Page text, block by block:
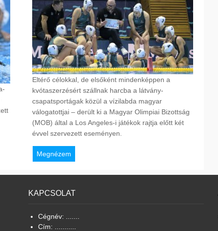
Eltérő célokkal, de elsőként mindenképpen a
kvótaszerzésért szállnak harcba a látvány-
csapatsportágak közül a vízilabda magyar
válogatottjai – derült ki a Magyar Olimpiai Bizottság
(MOB) által a Los Angeles-i játékok rajtja előtt két
évvel szervezett eseményen.
Megnézem
KAPCSOLAT
Cégnév: .......
Cím: ...........